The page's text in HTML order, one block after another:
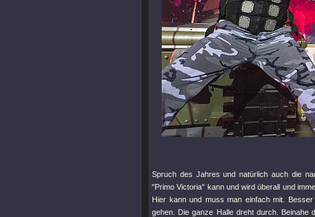
Spruch des Jahres und natürlich auch die
"Primo Victoria" kann und wird überall und
Hier kann und muss man einfach mit.
gehen. Die ganze Halle dreht durch. Beinahe